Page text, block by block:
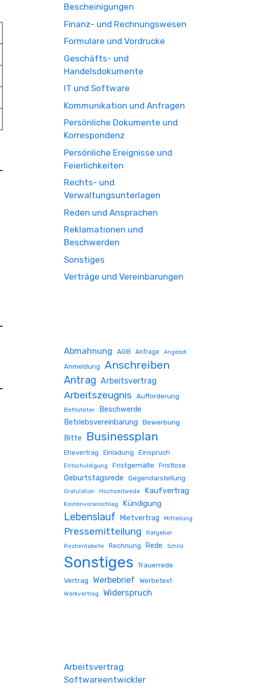
Bescheinigungen
Finanz- und Rechnungswesen
Formulare und Vordrucke
Geschäfts- und
Handelsdokumente
IT und Software
Kommunikation und Anfragen
Persönliche Dokumente und
Korrespondenz
Persönliche Ereignisse und
Feierlichkeiten
Rechts- und
Verwaltungsunterlagen
Reden und Ansprachen
Reklamationen und
Beschwerden
Sonstiges
Verträge und Vereinbarungen
Abmahnung AGB Anfrage Angebot
Anmeldung Anschreiben
Antrag Arbeitsvertrag
Arbeitszeugnis Aufforderung
Befristeter
Beschwerde
Betriebsvereinbarung Bewerbung
Bitte Businessplan
Ehevertrag Einladung Einspruch
Entschuldigung Fristgemäße Fristlose
Geburtstagsrede Gegendarstellung
Gratulation Hochzeitsrede Kaufvertrag
Kostenvoranschlag Kündigung
Lebenslauf Mietvertrag Mitteilung
Pressemitteilung Ratgeber
Rechentabelle Rechnung Rede Schild
Sonstiges
Trauerrede
Vertrag
Werbebrief Werbetext
Werkvertrag Widerspruch
Arbeitsvertrag
Softwareentwickler